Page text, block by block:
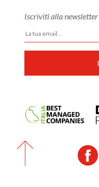
Iscriviti alla newsletter